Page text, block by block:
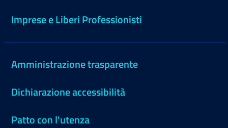
Imprese e Liberi Professionisti
Amministrazione trasparente
Dichiarazione accessibilità
Patto con l'utenza